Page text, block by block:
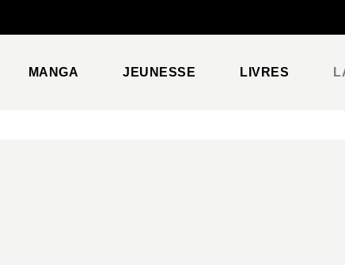
MANGA JEUNESSE LIVRES